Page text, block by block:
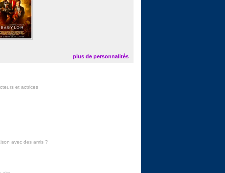
plus de personnalités
et actrices
avec des amis?